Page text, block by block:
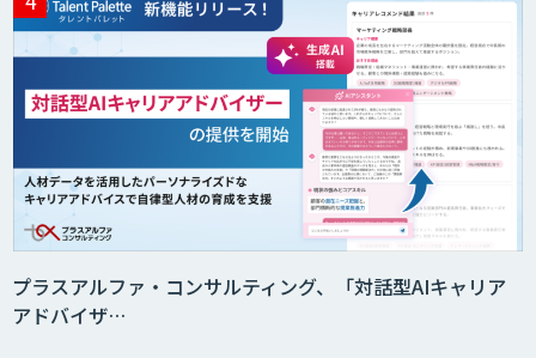
Datatang 高品質AIデータ収集・アノテ
ーションサービス
サプライチェーンの計画業務最適化サー
プラスアルファ・コンサルティング、「対話型AIキャリア
アドバイザ…